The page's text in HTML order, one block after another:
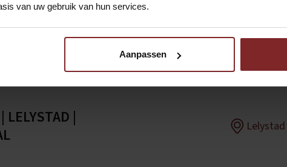
van uw gebruik van hun services.
Aanpassen
LELYSTAD |
Lelystad